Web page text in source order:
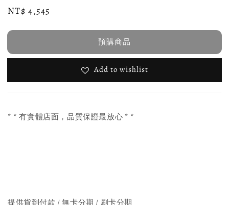
Regular
NT$ 4,545
預購商品
Add to wishlist
* * 有實體店面，品質保證最放心 * *
提供貨到付款 / 無卡分期 / 刷卡分期